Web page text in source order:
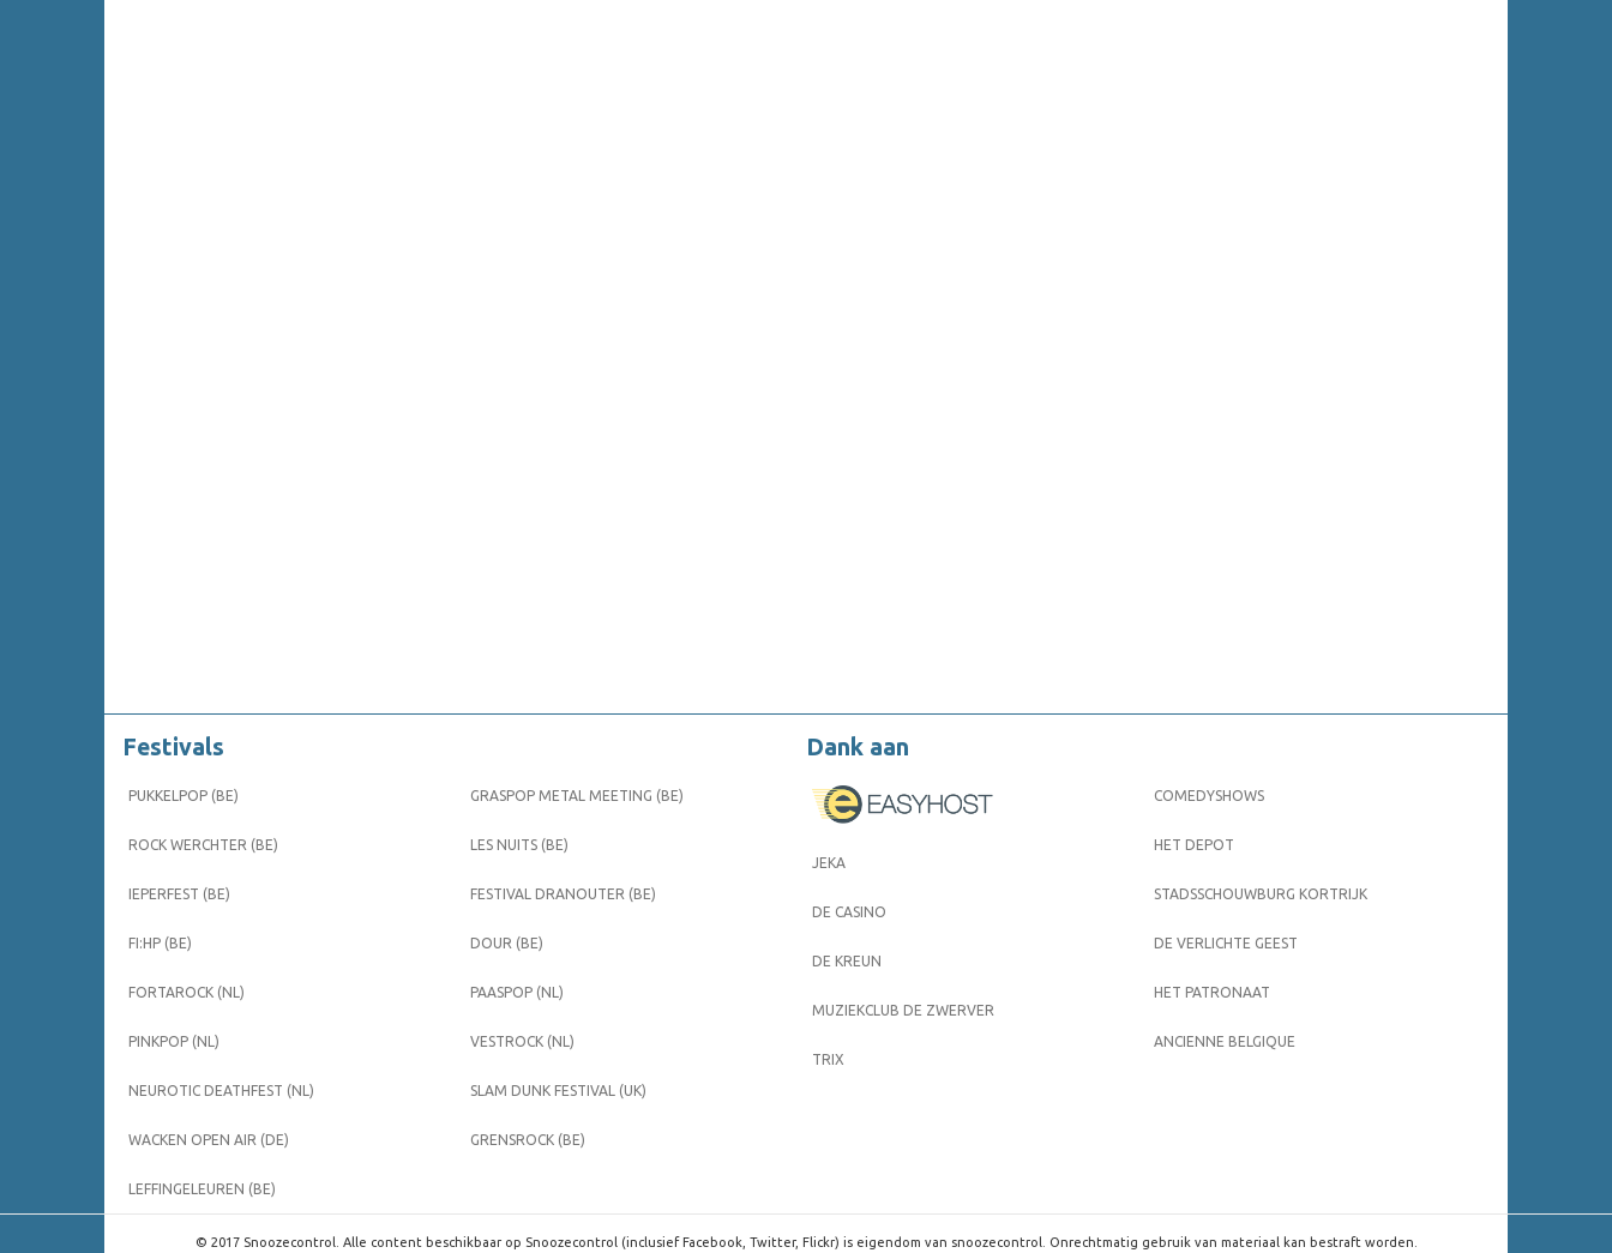
Festivals
PUKKELPOP (BE)
ROCK WERCHTER (BE)
IEPERFEST (BE)
FI:HP (BE)
FORTAROCK (NL)
PINKPOP (NL)
NEUROTIC DEATHFEST (NL)
WACKEN OPEN AIR (DE)
LEFFINGELEUREN (BE)
GRASPOP METAL MEETING (BE)
LES NUITS (BE)
FESTIVAL DRANOUTER (BE)
DOUR (BE)
PAASPOP (NL)
VESTROCK (NL)
SLAM DUNK FESTIVAL (UK)
GRENSROCK (BE)
Dank aan
JEKA
DE CASINO
DE KREUN
MUZIEKCLUB DE ZWERVER
TRIX
COMEDYSHOWS
HET DEPOT
STADSSCHOUWBURG KORTRIJK
DE VERLICHTE GEEST
HET PATRONAAT
ANCIENNE BELGIQUE
© 2017 Snoozecontrol. Alle content beschikbaar op Snoozecontrol (inclusief Facebook, Twitter, Flickr) is eigendom van snoozecontrol. Onrechtmatig gebruik van materiaal kan bestraft worden.